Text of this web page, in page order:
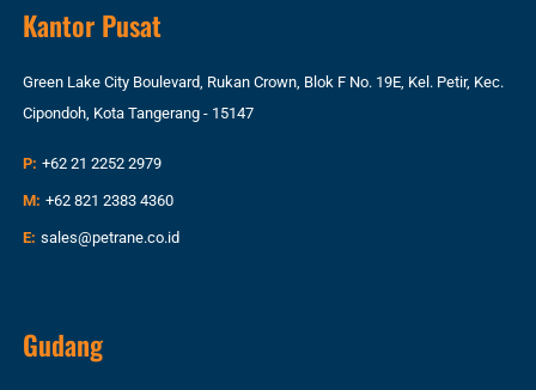
Kantor Pusat
Green Lake City Boulevard, Rukan Crown, Blok F No. 19E, Kel. Petir, Kec.
Cipondoh, Kota Tangerang - 15147
P: +62 21 2252 2979
M: +62 821 2383 4360
E: sales@petrane.co.id
Gudang